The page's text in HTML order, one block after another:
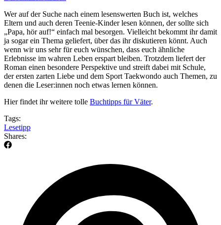
Wer auf der Suche nach einem lesenswerten Buch ist, welches
Eltern und auch deren Teenie-Kinder lesen können, der sollte sich
„Papa, hör auf!“ einfach mal besorgen. Vielleicht bekommt ihr damit
ja sogar ein Thema geliefert, über das ihr diskutieren könnt. Auch
wenn wir uns sehr für euch wünschen, dass euch ähnliche
Erlebnisse im wahren Leben erspart bleiben. Trotzdem liefert der
Roman einen besondere Perspektive und streift dabei mit Schule,
der ersten zarten Liebe und dem Sport Taekwondo auch Themen, zu
denen die Leser:innen noch etwas lernen können.
Hier findet ihr weitere tolle Buchtipps für Väter.
Tags:
Lesetipp
Shares: